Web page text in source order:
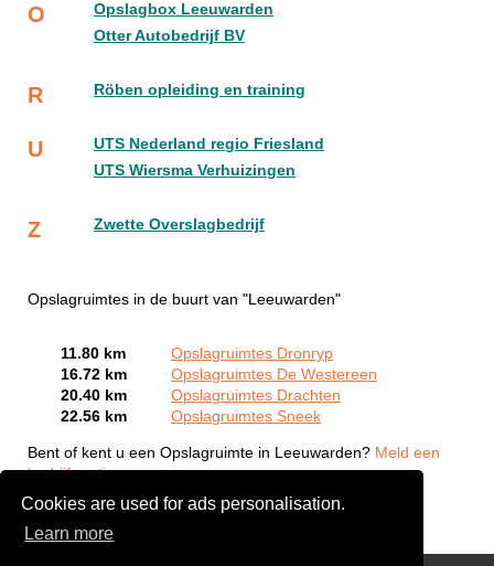
Cookies are used for ads personalisation.
Learn more
O
Opslagbox Leeuwarden
Otter Autobedrijf BV
R Röben opleiding en training
U
UTS Nederland regio Friesland
UTS Wiersma Verhuizingen
Z Zwette Overslagbedrijf
Opslagruimtes in de buurt van "Leeuwarden"
11.80 km
Opslagruimtes Dronryp
16.72 km
Opslagruimtes De Westereen
20.40 km
Opslagruimtes Drachten
22.56 km
Opslagruimtes Sneek
Bent of kent u een Opslagruimte in Leeuwarden? Meld een
bedrijf gratis aan